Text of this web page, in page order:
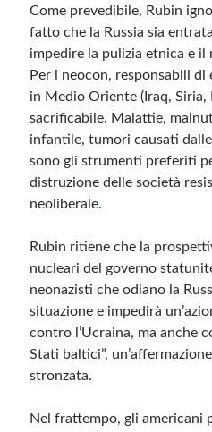
Come prevedibile, Rubin
fatto che la Russia sia
impedire la pulizia etnica e il
Per i neocon, responsabili
in Medio Oriente (Iraq, Siria,
sacrificabile. Malattie,
infantile, tumori causati
sono gli strumenti preferiti
distruzione delle società
neoliberale.
Rubin ritiene che la
nucleari del governo
neonazisti che odiano la
situazione e impedirà
contro l’Ucraina, ma anche
Stati baltici”,
stronzata.
Nel frattempo, gli americani